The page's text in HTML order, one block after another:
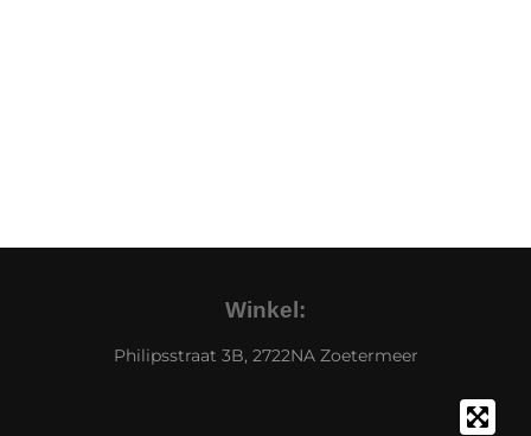
Winkel:
Philipsstraat 3B, 2722NA Zoetermeer